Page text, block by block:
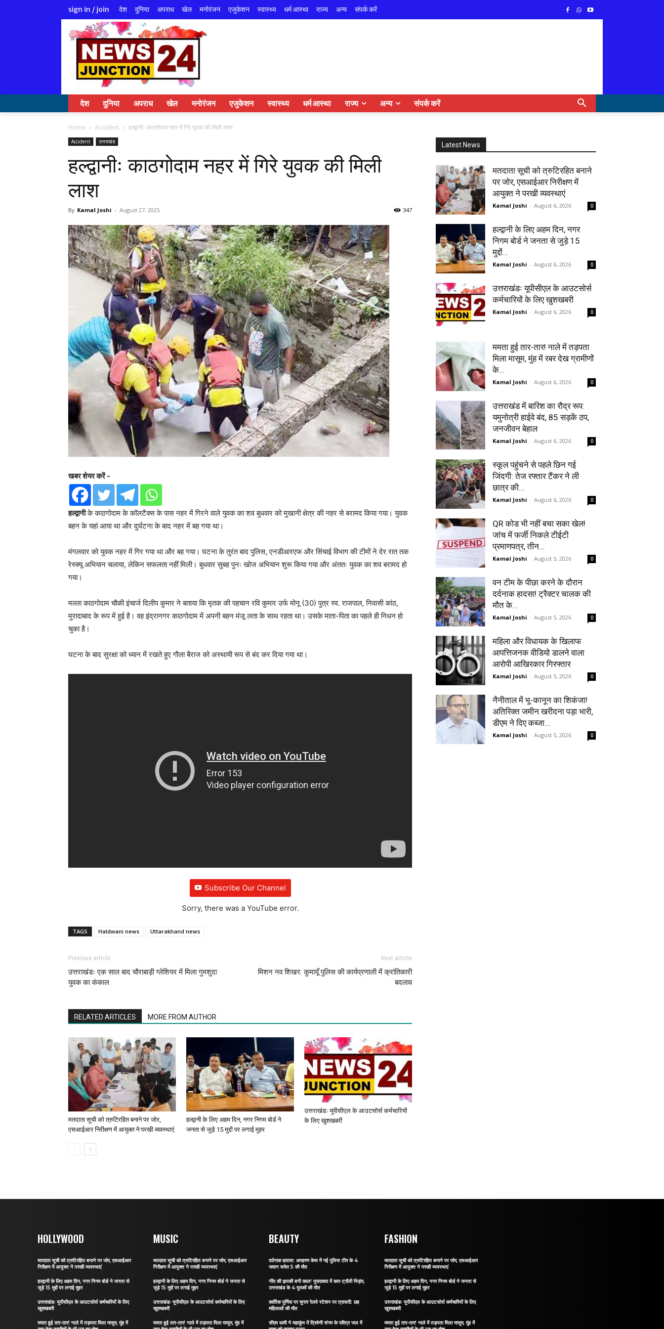
sign in / join देश दुनिया अपराध खेल मनोरंजन एजुकेशन स्वास्थ्य धर्म आस्था राज्य अन्य संपर्क करें
देश दुनिया अपराध खेल मनोरंजन एजुकेशन स्वास्थ्य धर्म आस्था राज्य अन्य संपर्क करें
Home Accident हल्द्वानीः काठगोदाम नहर में गिरे युवक की मिली लाश
Accident उत्तराखंड
हल्द्वानीः काठगोदाम नहर में गिरे युवक की मिली
लाश
By Kamal Joshi - August 27, 2025 347
खबर शेयर करें -
हल्द्वानीके काठगोदाम के कॉलटैक्स के पास नहर में गिरने वाले युवक का शव बुधवार को मुखानी क्षेत्र की नहर से बरामद किया गया। युवक
बहन के यहां आया था और दुर्घटना के बाद नहर में बह गया था।
मंगलवार को युवक नहर में गिर गया था और बह गया। घटना के तुरंत बाद पुलिस, एनडीआरएफ और सिंचाई विभाग की टीमों ने देर रात तक
रेस्क्यू अभियान चलाया, लेकिन सफलता नहीं मिली। बुधवार सुबह पुनः खोज अभियान शुरू किया गया और अंततः युवक का शव बरामद हो
गया।
मल्ला काठगोदाम चौकी इंचार्ज दिलीप कुमार ने बताया कि मृतक की पहचान रवि कुमार उर्फ मोनू (30) पुत्र स्व. राजपाल, निवासी कांठ,
मुरादाबाद के रूप में हुई है। वह इंद्रानगर काठगोदाम में अपनी बहन मंजू लता के साथ रहता था। उसके माता-पिता का पहले ही निधन हो
चुका है।
घटना के बाद सुरक्षा को ध्यान में रखते हुए गौला बैराज को अस्थायी रूप से बंद कर दिया गया था।
Subscribe Our Channel
Sorry, there was a YouTube error.
TAGS Haldwani news Uttarakhand news
Previous article
उत्तराखंडः एक साल बाद चौराबाड़ी ग्लेशियर में मिला गुमशुदा
युवक का कंकाल
Next article
मिशन नव शिखर: कुमायूँ पुलिस की कार्यप्रणाली में क्रांतिकारी
बदलाव
RELATED ARTICLES MORE FROM AUTHOR
मतदाता सूची को त्रुटिरहित बनाने पर जोर,
एसआईआर निरीक्षण में आयुक्त ने परखी व्यवस्थाएं
हल्द्वानी के लिए अहम दिन, नगर निगम बोर्ड ने
जनता से जुड़े 15 मुद्दों पर लगाई मुहर
उत्तराखंडः यूपीसीएल के आउटसोर्स कर्मचारियों
के लिए खुशखबरी
Latest News
मतदाता सूची को त्रुटिरहित बनाने
पर जोर, एसआईआर निरीक्षण में
आयुक्त ने परखी व्यवस्थाएं
Kamal Joshi - August 6, 2026 0
हल्द्वानी के लिए अहम दिन, नगर
निगम बोर्ड ने जनता से जुड़े 15
मुद्दों...
Kamal Joshi - August 6, 2026 0
उत्तराखंडः यूपीसीएल के आउटसोर्स
कर्मचारियों के लिए खुशखबरी
Kamal Joshi - August 6, 2026 0
ममता हुई तार-तार! नाले में तड़पता
मिला मासूम, मुंह में रबर देख ग्रामीणों
के...
Kamal Joshi - August 6, 2026 0
उत्तराखंड में बारिश का रौद्र रूप:
यमुनोत्री हाईवे बंद, 85 सड़कें ठप,
जनजीवन बेहाल
Kamal Joshi - August 6, 2026 0
स्कूल पहुंचने से पहले छिन गई
जिंदगी: तेज रफ्तार टैंकर ने ली
छात्र की...
Kamal Joshi - August 6, 2026 0
QR कोड भी नहीं बचा सका खेल!
जांच में फर्जी निकले टीईटी
प्रमाणपत्र, तीन...
Kamal Joshi - August 5, 2026 0
वन टीम के पीछा करने के दौरान
दर्दनाक हादसा! ट्रैक्टर चालक की
मौत के...
Kamal Joshi - August 5, 2026 0
महिला और विधायक के खिलाफ
आपत्तिजनक वीडियो डालने वाला
आरोपी आखिरकार गिरफ्तार
Kamal Joshi - August 5, 2026 0
नैनीताल में भू-कानून का शिकंजा!
अतिरिक्त जमीन खरीदना पड़ा भारी,
डीएम ने दिए कब्जा...
Kamal Joshi - August 5, 2026 0
HOLLYWOOD
मतदाता सूची को त्रुटिरहित बनाने पर जोर, एसआईआर
निरीक्षण में आयुक्त ने परखी व्यवस्थाएं
हल्द्वानी के लिए अहम दिन, नगर निगम बोर्ड ने जनता से
जुड़े 15 मुद्दों पर लगाई मुहर
उत्तराखंडः यूपीसीएल के आउटसोर्स कर्मचारियों के लिए
खुशखबरी
ममता हुई तार-तार! नाले में तड़पता मिला मासूम, मुंह में
MUSIC
मतदाता सूची को त्रुटिरहित बनाने पर जोर, एसआईआर
निरीक्षण में आयुक्त ने परखी व्यवस्थाएं
हल्द्वानी के लिए अहम दिन, नगर निगम बोर्ड ने जनता से
जुड़े 15 मुद्दों पर लगाई मुहर
उत्तराखंडः यूपीसीएल के आउटसोर्स कर्मचारियों के लिए
खुशखबरी
ममता हुई तार-तार! नाले में तड़पता मिला मासूम, मुंह में
BEAUTY
दर्दनाक हादसा: अपहरण केस में गई पुलिस टीम के 4
जवान समेत 5 की मौत
नींद की झपकी बनी काल! मुरादाबाद में कार-ट्रॉली भिड़ंत,
उत्तराखंड के 4 युवकों की मौत
कार्तिक पूर्णिमा पर चुनार रेलवे स्टेशन पर त्रासदी: छह
महिलाओं की मौत
सीएम धामी ने महाकुंभ में त्रिवेणी संगम के पवित्र जल में
FASHION
मतदाता सूची को त्रुटिरहित बनाने पर जोर, एसआईआर
निरीक्षण में आयुक्त ने परखी व्यवस्थाएं
हल्द्वानी के लिए अहम दिन, नगर निगम बोर्ड ने जनता से
जुड़े 15 मुद्दों पर लगाई मुहर
उत्तराखंडः यूपीसीएल के आउटसोर्स कर्मचारियों के लिए
खुशखबरी
ममता हुई तार-तार! नाले में तड़पता मिला मासूम, मुंह में